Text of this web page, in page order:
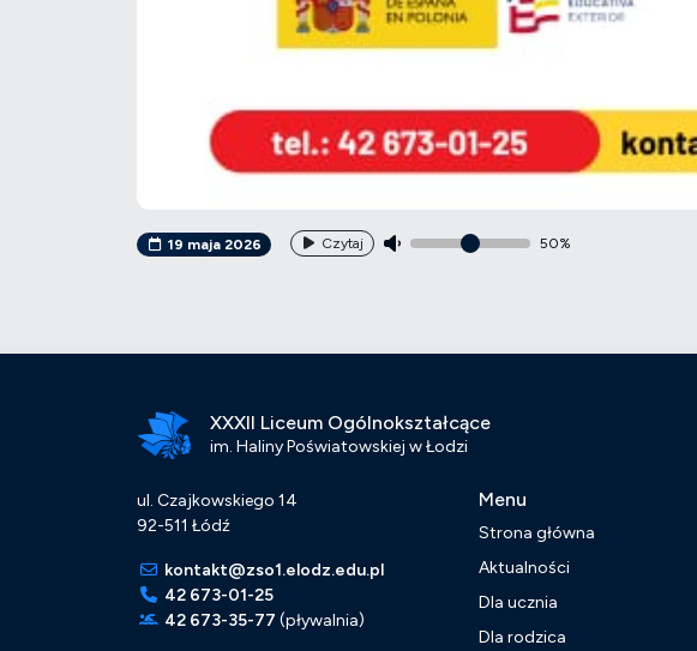
19 maja 2026 Czytaj 50%
XXXII Liceum Ogólnokształcące
im. Haliny Poświatowskiej w Łodzi
ul. Czajkowskiego 14
92-511 Łódź
kontakt@zso1.elodz.edu.pl
42 673-01-25
42 673-35-77 (pływalnia)
Menu
Strona główna
Aktualności
Dla ucznia
Dla rodzica